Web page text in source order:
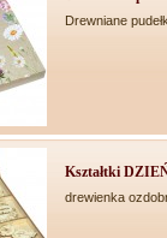
Drewniane
Kształtki
drewienka